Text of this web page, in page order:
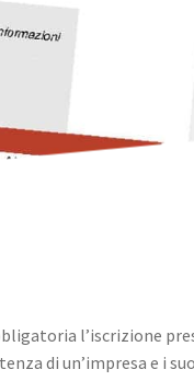
l’iscrizione
di un’impresa e i